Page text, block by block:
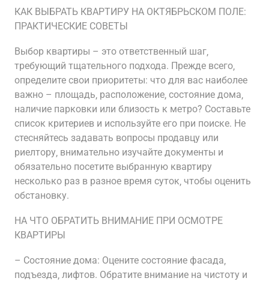
КАК ВЫБРАТЬ КВАРТИРУ НА ОКТЯБРЬСКОМ ПОЛЕ:
ПРАКТИЧЕСКИЕ СОВЕТЫ
Выбор квартиры – это ответственный шаг‚
требующий тщательного подхода. Прежде всего‚
определите свои приоритеты: что для вас наиболее
важно – площадь‚ расположение‚ состояние дома‚
наличие парковки или близость к метро? Составьте
список критериев и используйте его при поиске. Не
стесняйтесь задавать вопросы продавцу или
риелтору‚ внимательно изучайте документы и
обязательно посетите выбранную квартиру
несколько раз в разное время суток‚ чтобы оценить
обстановку.
НА ЧТО ОБРАТИТЬ ВНИМАНИЕ ПРИ ОСМОТРЕ
КВАРТИРЫ
– Состояние дома: Оцените состояние фасада‚
подъезда‚ лифтов. Обратите внимание на чистоту и